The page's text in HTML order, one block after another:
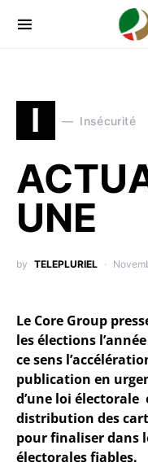
I Insécurité
UNE
by TELEPLURIEL
Le Core Group
les élections
ce sens
publication en
d’une loi électorale
distribution des
pour finaliser dans
électorales fiables.